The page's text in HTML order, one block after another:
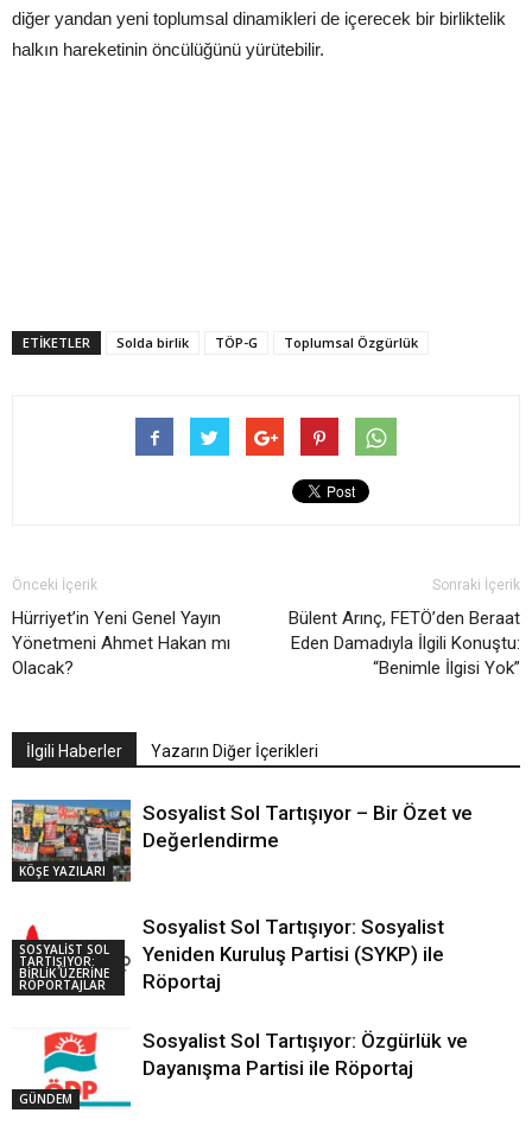
diğer yandan yeni toplumsal dinamikleri de içerecek bir birliktelik
halkın hareketinin öncülüğünü yürütebilir.
ETIKETLER Solda birlik TÖP-G Toplumsal Özgürlük
Önceki İçerik
Hürriyet’in Yeni Genel Yayın
Yönetmeni Ahmet Hakan mı
Olacak?
Sonraki İçerik
Bülent Arınç, FETÖ’den Beraat
Eden Damadıyla İlgili Konuştu:
“Benimle İlgisi Yok”
İlgili Haberler Yazarın Diğer İçerikleri
KÖŞE YAZILARI
Sosyalist Sol Tartışıyor – Bir Özet ve
Değerlendirme
SOSYALİST SOL
TARTIŞIYOR:
BİRLİK ÜZERİNE
RÖPORTAJLAR
Sosyalist Sol Tartışıyor: Sosyalist
Yeniden Kuruluş Partisi (SYKP) ile
Röportaj
GÜNDEM
Sosyalist Sol Tartışıyor: Özgürlük ve
Dayanışma Partisi ile Röportaj